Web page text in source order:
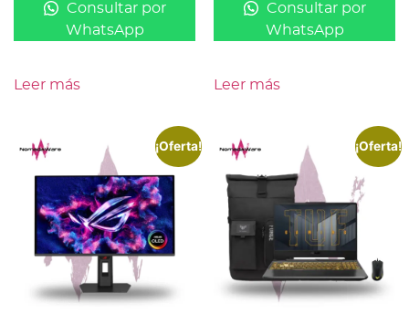
Consultar por
WhatsApp
Leer más
Consultar por
WhatsApp
Leer más
¡Oferta! ¡Oferta!